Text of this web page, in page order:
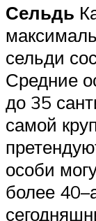
Сельдь
сельди
Средние
до 35
самой
особи
более